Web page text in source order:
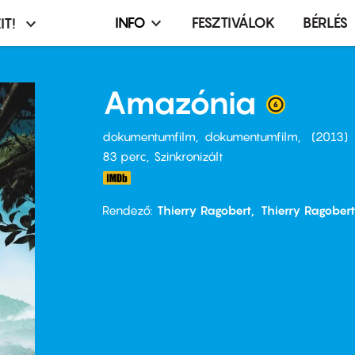
Infó,
terembérlés
menü
INFO FESZTIVÁLOK BÉRLÉS
Amazónia
dokumentumfilm dokumentumfilm
2013
83 perc,
Szinkronizált
Rendező Thierry Ragobert Thierry Ragobert